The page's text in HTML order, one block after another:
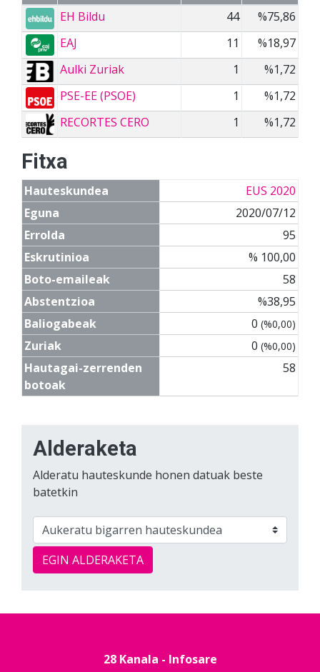
EH Bildu
44
%75,86
EAJ
11
%18,97
Aulki Zuriak
1
%1,72
PSE-EE (PSOE)
1
%1,72
RECORTES CERO
1 %1,72
Fitxa
Hauteskundea
EUS 2020
Eguna
2020/07/12
Errolda
95
Eskrutinioa
% 100,00
Boto-emaileak
58
Abstentzioa
%38,95
Baliogabeak
0 (%0,00)
Zuriak 0 (%0,00)
Hautagai-zerrenden
botoak
58
Alderaketa
Alderatu hauteskunde honen datuak beste
batetkin
EGIN ALDERAKETA
28 Kanala - Infosare